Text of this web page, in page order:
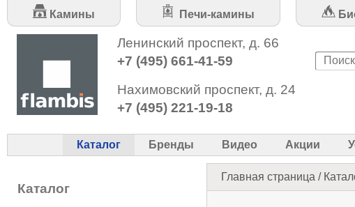
Камины Печи-камины
Ленинский проспект, д. 66
+7 (495) 661-41-59
Нахимовский проспект, д. 24
+7 (495) 221-19-18
Каталог Бренды Видео Акции
Главная страница /
Каталог